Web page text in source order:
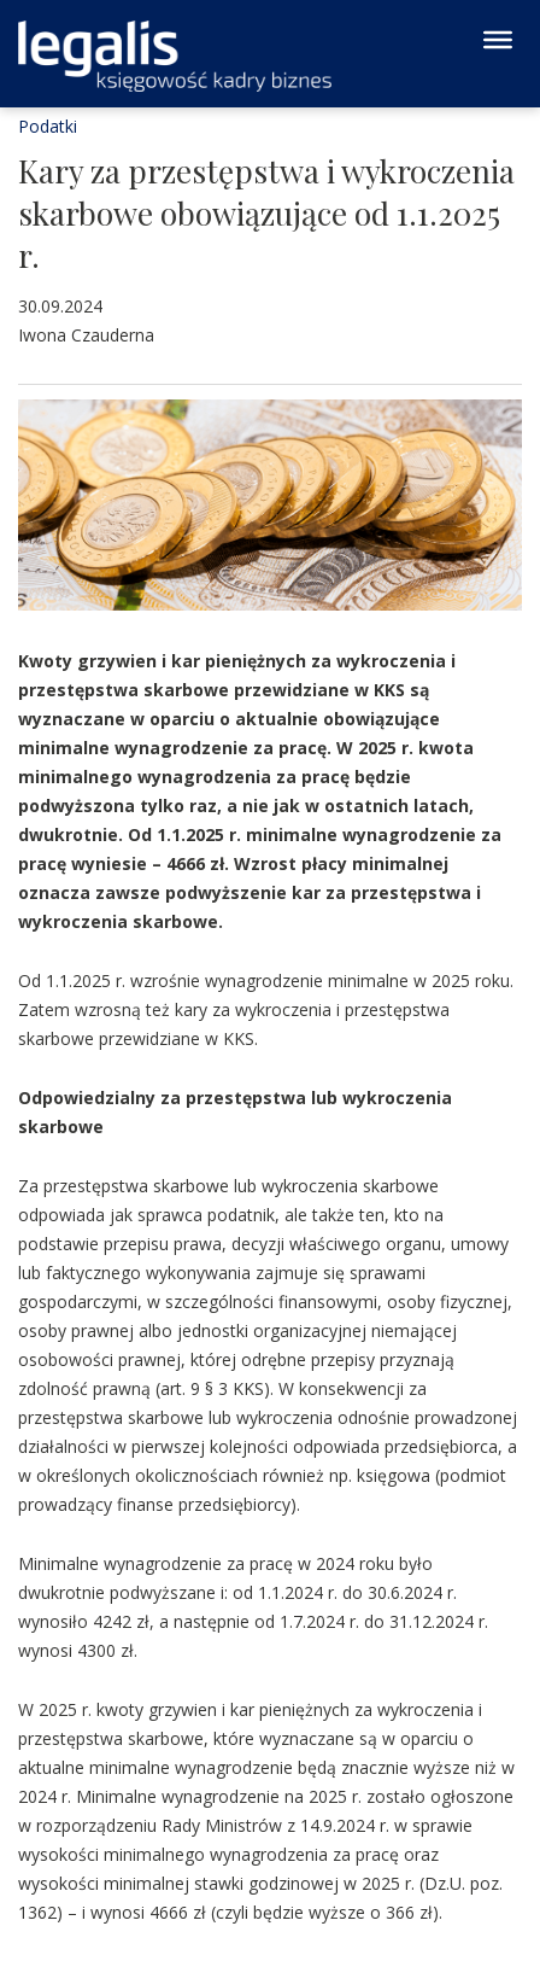
Podatki
Kary za przestępstwa i wykroczenia
skarbowe obowiązujące od 1.1.2025
r.
30.09.2024
Iwona Czauderna
Kwoty grzywien i kar pieniężnych za wykroczenia i
przestępstwa skarbowe przewidziane w KKS są
wyznaczane w oparciu o aktualnie obowiązujące
minimalne wynagrodzenie za pracę. W 2025 r. kwota
minimalnego wynagrodzenia za pracę będzie
podwyższona tylko raz, a nie jak w ostatnich latach,
dwukrotnie. Od 1.1.2025 r. minimalne wynagrodzenie za
pracę wyniesie – 4666 zł. Wzrost płacy minimalnej
oznacza zawsze podwyższenie kar za przestępstwa i
wykroczenia skarbowe.
Od 1.1.2025 r. wzrośnie wynagrodzenie minimalne w 2025 roku.
Zatem wzrosną też kary za wykroczenia i przestępstwa
skarbowe przewidziane w KKS.
Odpowiedzialny za przestępstwa lub wykroczenia
skarbowe
Za przestępstwa skarbowe lub wykroczenia skarbowe
odpowiada jak sprawca podatnik, ale także ten, kto na
podstawie przepisu prawa, decyzji właściwego organu, umowy
lub faktycznego wykonywania zajmuje się sprawami
gospodarczymi, w szczególności finansowymi, osoby fizycznej,
osoby prawnej albo jednostki organizacyjnej niemającej
osobowości prawnej, której odrębne przepisy przyznają
zdolność prawną (art. 9 § 3 KKS). W konsekwencji za
przestępstwa skarbowe lub wykroczenia odnośnie prowadzonej
działalności w pierwszej kolejności odpowiada przedsiębiorca, a
w określonych okolicznościach również np. księgowa (podmiot
prowadzący finanse przedsiębiorcy).
Minimalne wynagrodzenie za pracę w 2024 roku było
dwukrotnie podwyższane i: od 1.1.2024 r. do 30.6.2024 r.
wynosiło 4242 zł, a następnie od 1.7.2024 r. do 31.12.2024 r.
wynosi 4300 zł.
W 2025 r. kwoty grzywien i kar pieniężnych za wykroczenia i
przestępstwa skarbowe, które wyznaczane są w oparciu o
aktualne minimalne wynagrodzenie będą znacznie wyższe niż w
2024 r. Minimalne wynagrodzenie na 2025 r. zostało ogłoszone
w rozporządzeniu Rady Ministrów z 14.9.2024 r. w sprawie
wysokości minimalnego wynagrodzenia za pracę oraz
wysokości minimalnej stawki godzinowej w 2025 r. (Dz.U. poz.
1362) – i wynosi 4666 zł (czyli będzie wyższe o 366 zł).